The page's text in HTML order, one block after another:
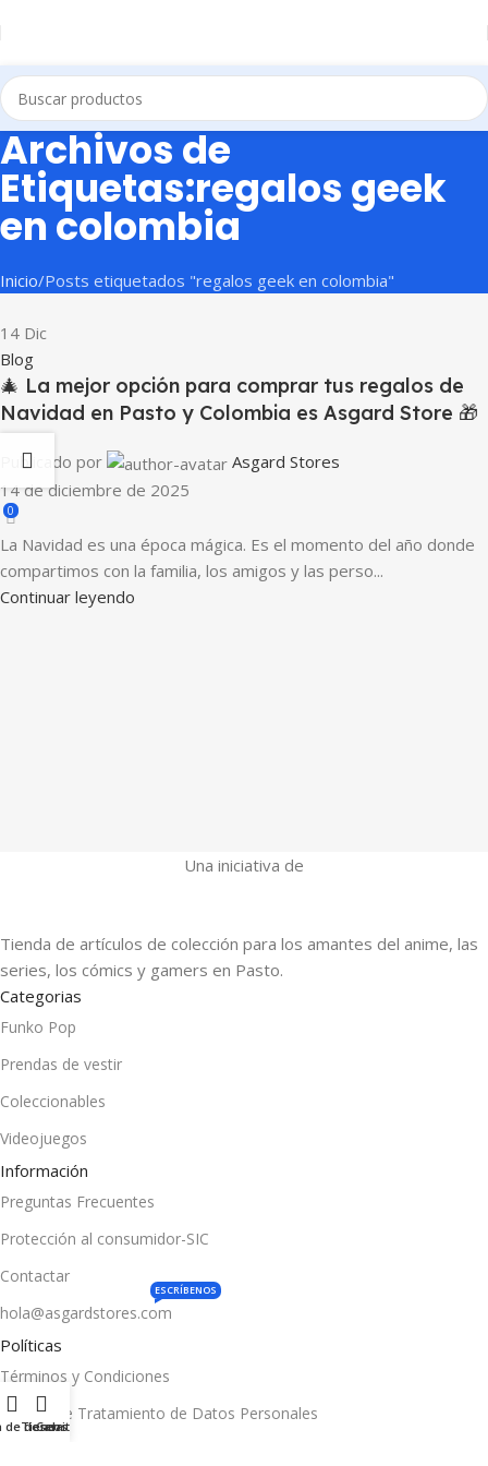
Archivos de
Etiquetas:regalos geek
en colombia
Inicio Posts etiquetados "regalos geek en colombia"
14 Dic
Blog
🎄 La mejor opción para comprar tus regalos de
Navidad en Pasto y Colombia es Asgard Store 🎁
Publicado por
Asgard Stores
14 de diciembre de 2025
0
La Navidad es una época mágica. Es el momento del año donde
compartimos con la familia, los amigos y las perso...
Continuar leyendo
Una iniciativa de
Tienda de artículos de colección para los amantes del anime, las
series, los cómics y gamers en Pasto.
Categorias
Funko Pop
Prendas de vestir
Coleccionables
Videojuegos
Información
Preguntas Frecuentes
Protección al consumidor-SIC
Contactar
hola@asgardstores.com
ESCRÍBENOS
Políticas
Términos y Condiciones
Política de Tratamiento de Datos Personales
de deseos
Tienda
Carrito